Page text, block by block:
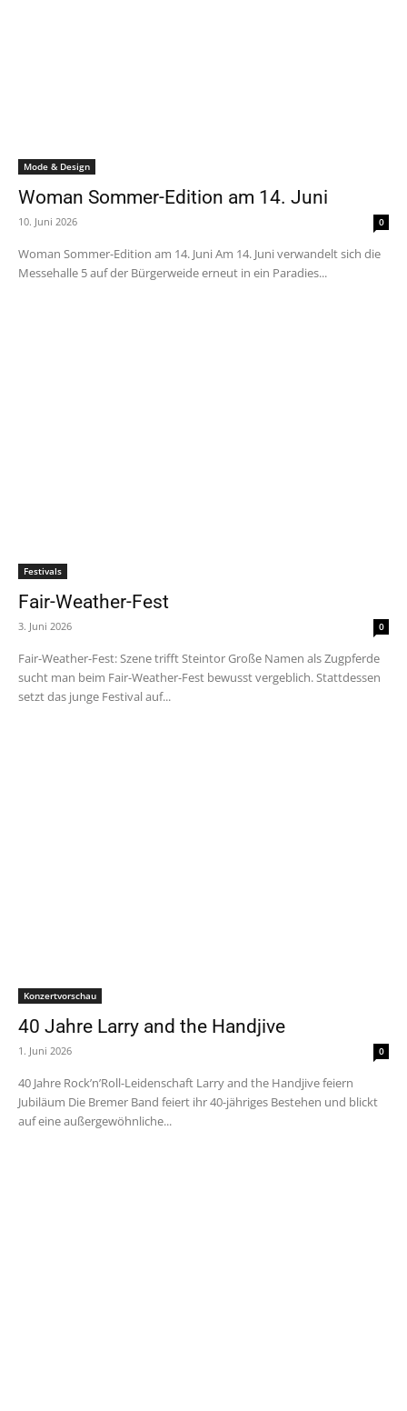
Mode & Design
Woman Sommer-Edition am 14. Juni
10. Juni 2026 0
Woman Sommer-Edition am 14. Juni Am 14. Juni verwandelt sich die
Messehalle 5 auf der Bürgerweide erneut in ein Paradies...
Festivals
Fair-Weather-Fest
3. Juni 2026 0
Fair-Weather-Fest: Szene trifft Steintor Große Namen als Zugpferde
sucht man beim Fair-Weather-Fest bewusst vergeblich. Stattdessen
setzt das junge Festival auf...
Konzertvorschau
40 Jahre Larry and the Handjive
1. Juni 2026 0
40 Jahre Rock’n’Roll-Leidenschaft Larry and the Handjive feiern
Jubiläum Die Bremer Band feiert ihr 40-jähriges Bestehen und blickt
auf eine außergewöhnliche...